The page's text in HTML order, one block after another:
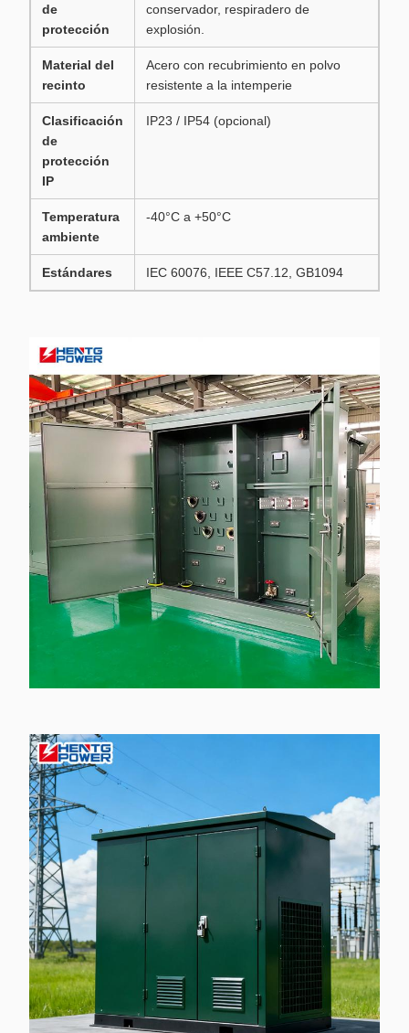
de
protección
conservador, respiradero de
explosión.
Material del
recinto
Acero con recubrimiento en polvo
resistente a la intemperie
Clasificación
de
protección
IP
IP23 / IP54 (opcional)
Temperatura
ambiente
-40°C a +50°C
Estándares IEC 60076, IEEE C57.12, GB1094